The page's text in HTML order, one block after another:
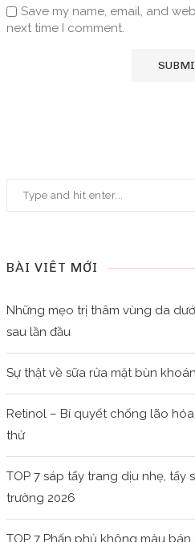
Save my name, email, and
next time I comment.
BÀI VIẾT MỚI
Những mẹo trị thâm vùng da
sau lần đầu
Sự thật về sữa rửa mặt bùn
Retinol – Bí quyết chống lão
thử
TOP 7 sáp tẩy trang dịu nhẹ, tẩy
trường 2026